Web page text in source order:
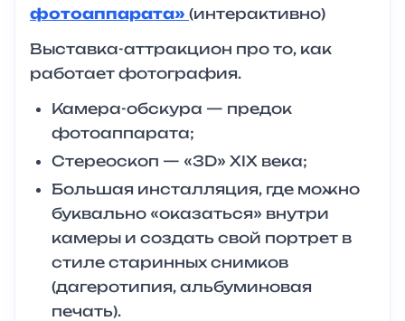
фотоаппарата» (интерактивно)
Выставка-аттракцион про то, как
работает фотография.
Камера-обскура — предок
фотоаппарата;
Стереоскоп — «3D» XIX века;
Большая инсталляция, где можно
буквально «оказаться» внутри
камеры и создать свой портрет в
стиле старинных снимков
(дагеротипия, альбуминовая
печать).